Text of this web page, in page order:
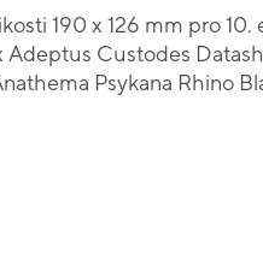
190 x 126 mm pro 10.
Custodes
Psykana Rhino
Wardens Knight-Centura
Trajann Valoris Valerian
Land Raider
Adeptus Custodes Index